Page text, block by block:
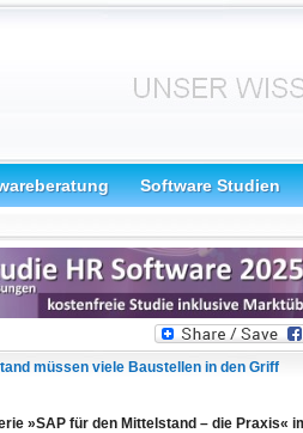
Software Studien
müssen viele Baustellen in den Griff
»SAP für den Mittelstand – die Praxis«